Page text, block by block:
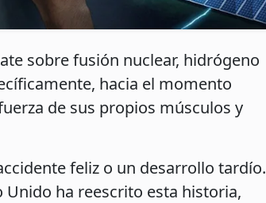
sobre fusión nuclear, hidrógeno
hacia el momento
de sus propios músculos y
feliz o un desarrollo tardío.
ha reescrito esta historia,